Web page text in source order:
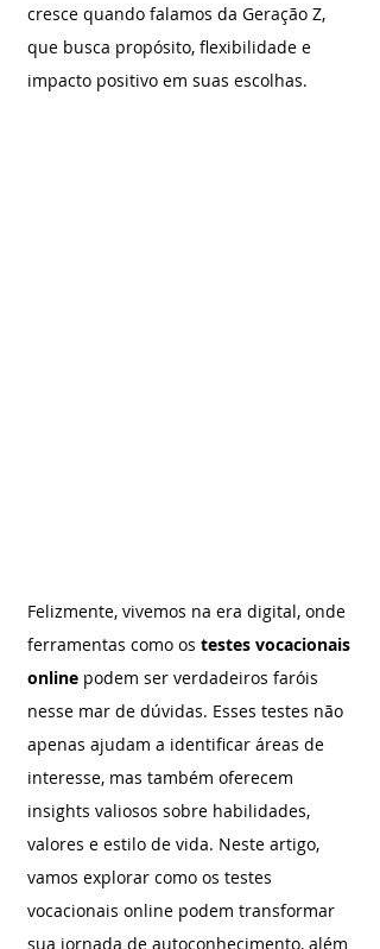
cresce quando falamos da Geração Z,
que busca propósito, flexibilidade e
impacto positivo em suas escolhas.
Felizmente, vivemos na era digital, onde
ferramentas como os testes vocacionais
online podem ser verdadeiros faróis
nesse mar de dúvidas. Esses testes não
apenas ajudam a identificar áreas de
interesse, mas também oferecem
insights valiosos sobre habilidades,
valores e estilo de vida. Neste artigo,
vamos explorar como os testes
vocacionais online podem transformar
sua jornada de autoconhecimento, além